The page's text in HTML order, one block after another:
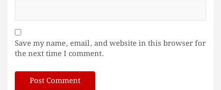
Save my name, email, and website in this browser for
the next time I comment.